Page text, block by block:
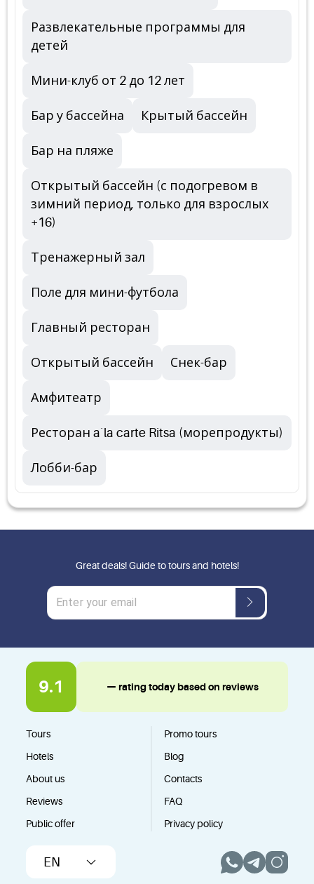
Развлекательные программы для
детей
Мини-клуб от 2 до 12 лет
Бар у бассейна Крытый бассейн
Бар на пляже
Открытый бассейн (с подогревом в
зимний период, только для взрослых
+16)
Тренажерный зал
Поле для мини-футбола
Главный ресторан
Открытый бассейн Снек-бар
Амфитеатр
Ресторан a`la carte Ritsa (морепродукты)
Лобби-бар
9.1 — rating today based on reviews
Tours
Promo tours
Hotels
Blog
About us
Contacts
Reviews
FAQ
Public offer
Privacy policy
EN
Great deals! Guide to tours and hotels!